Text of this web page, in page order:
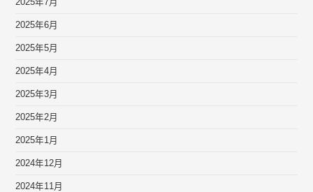
2025年7月
2025年6月
2025年5月
2025年4月
2025年3月
2025年2月
2025年1月
2024年12月
2024年11月